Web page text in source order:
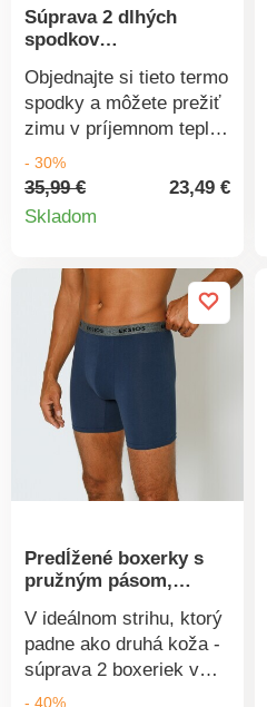
Súprava 2 dlhých
spodkov
Objednajte si tieto termo
spodky a môžete prežiť
zimu v príjemnom teple!
Dokonalé potešenie a
100 % hebkosť ponúka
100 % bavlna interlock!
zahreje. Vrúbkovanie
1x1. Dlhé spodky majú
elastický pás. Možno
prať v práčke.
- 30%
35,99 €
23,49 €
Skladom
Detail
Predĺžené boxerky s
pružným pásom,
V ideálnom strihu, ktorý
padne ako druhá koža -
súprava 2 boxeriek v
dlhom strihu je
- 40%